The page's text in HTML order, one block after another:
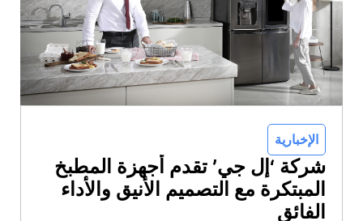
الإخبارية
شركة ‘إل جي’ تقدم أجهزة المطبخ
المبتكرة مع التصميم الأنيق والأداء
الفائق